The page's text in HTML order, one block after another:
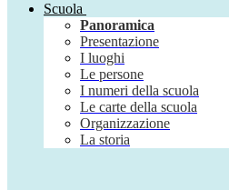
Scuola
Panoramica
Presentazione
I luoghi
Le persone
I numeri della scuola
Le carte della scuola
Organizzazione
La storia